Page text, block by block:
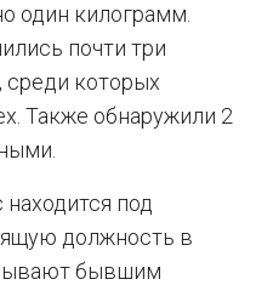
один килограмм.
почти три
среди которых
Также обнаружили 2
под
должность в
бывшим